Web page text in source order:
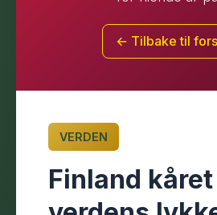
← Tilbake til
VERDEN
Finland